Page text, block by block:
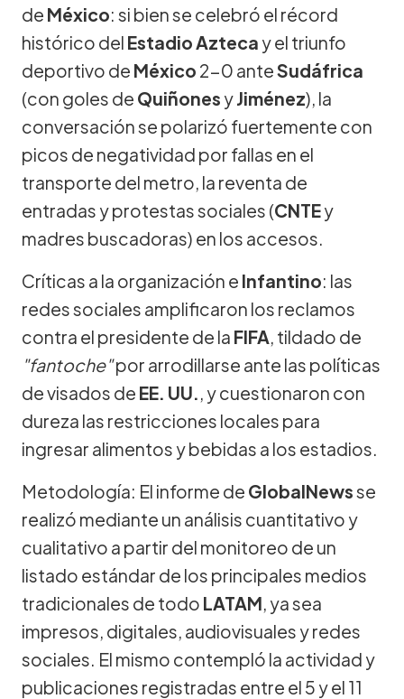
de México: si bien se celebró el récord
histórico del Estadio Azteca y el triunfo
deportivo de México 2-0 anteSudáfrica
(con goles de Quiñones yJiménez), la
conversación se polarizó fuertemente con
picos de negatividad por fallas en el
transporte del metro, la reventa de
entradas y protestas sociales (CNTEy
madres buscadoras) en los accesos.
Críticas a la organización e Infantino: las
redes sociales amplificaron los reclamos
contra el presidente de la FIFA, tildado de
"fantoche"por arrodillarse ante las políticas
de visados de EE. UU., y cuestionaron con
dureza las restricciones locales para
ingresar alimentos y bebidas a los estadios.
Metodología: El informe de GlobalNewsse
realizó mediante un análisis cuantitativo y
cualitativo a partir del monitoreo de un
listado estándar de los principales medios
tradicionales de todo LATAM, ya sea
impresos, digitales, audiovisuales y redes
sociales. El mismo contempló la actividad y
publicaciones registradas entre el 5 y el 11